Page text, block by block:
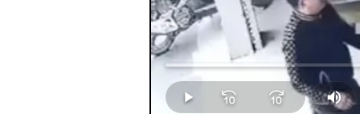
Loaded:
5.43%
Play